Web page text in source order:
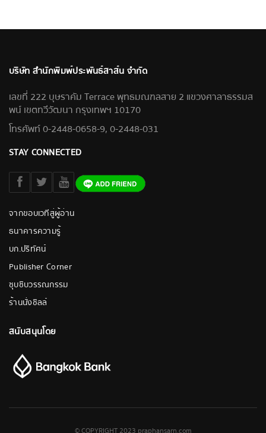
บริษัท สำนักพิมพ์ประพันธ์สาส์น จำกัด
เลขที่ 222 บุษราคัม Terrace พุทธมณฑลสาย 2 แขวงศาลาธรรมส
พน์ เขตทวีวัฒนา กรุงเทพฯ 10170
โทรศัพท์ 0-2448-0658-9, 0-2448-031
STAY CONNECTED
จากขอบเวทีสู่ผู้อ่าน
ธนาคารความรู้
บก.ปริทัศน์
Publisher Corner
ซุบซิบวรรณกรรม
ร้านนั่งชิลล์
สนับสนุนโดย